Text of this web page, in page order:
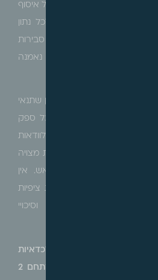
על הליך יסודי ומקיף כולל איסוף
תוך מתן משקל ראוי לכל נתון
כך שההחלטה לוקה בחוסר סבירות
ההחלטה בתשתית עובדתית נאמנה
העותרים, וקבע כי לא ייתכן שתנאי
עירונית הוא ודאות מעל לכל ספק
הדרישה לוודאות בכלל ולוודאות
על פניה. הוודאות הכלכלית מצויה
הכספים משולמים מראש. אין
אלא כל הערכה מגלמת ציפיות
ואפשר שלא יתממשו, וסיכויי
את טענת העותרים באשר לכדאיות
הכלכליות של מתחם 2, וציין: "שמשקבע השמאי שמתחם 2